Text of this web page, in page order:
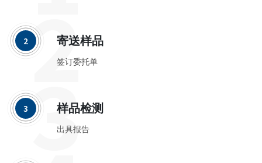
2 寄送样品
签订委托单
2
3 样品检测
出具报告
3